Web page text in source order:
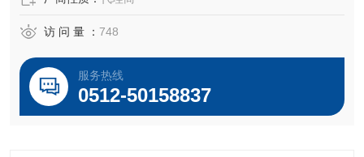
访 问 量 ： 748
服务热线
0512-50158837